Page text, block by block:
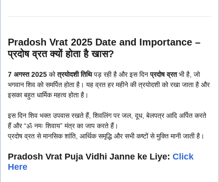
Pradosh Vrat 2025 Date and Importance –
प्रदोष व्रत क्यों होता है खास?
7 अगस्त 2025 कोत्रयोदशी तिथिपड़ रही है और इस दिनप्रदोष व्रतभी है, जो
भगवान शिव को समर्पित होता है। यह व्रत हर महीने की त्रयोदशी को रखा जाता है और
इसका बहुत धार्मिक महत्व होता है।
इस दिन शिव भक्त उपवास रखते हैं, शिवलिंग पर जल, दूध, बेलपत्र आदि अर्पित करते
हैं और “ॐ नमः शिवाय” मंत्र का जाप करते हैं।
प्रदोष व्रत से मानसिक शांति, आर्थिक समृद्धि और सभी कष्टों से मुक्ति मानी जाती है।
Pradosh Vrat Puja Vidhi Janne ke Liye: Click
Here